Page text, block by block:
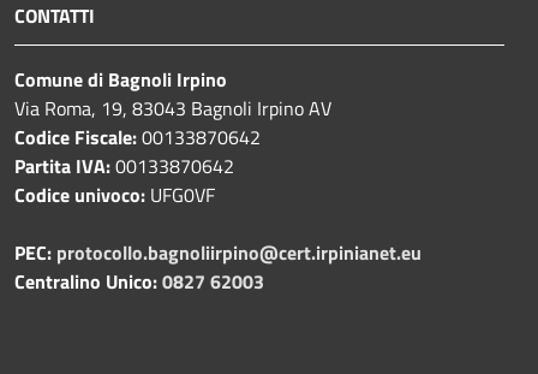
CONTATTI
Comune di Bagnoli Irpino
Via Roma, 19, 83043 Bagnoli Irpino AV
Codice Fiscale:00133870642
Partita IVA:00133870642
Codice univoco: UFG0VF
PEC: protocollo.bagnoliirpino@cert.irpinianet.eu
Centralino Unico:0827 62003